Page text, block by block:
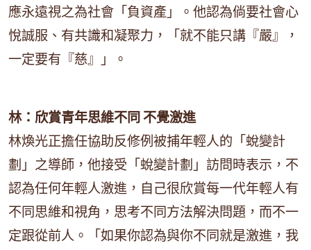
應永遠視之為社會「負資產」。他認為倘要社會心
悅誠服、有共識和凝聚力，「就不能只講『嚴』，
一定要有『慈』」。
林：欣賞青年思維不同 不覺激進
林煥光正擔任協助反修例被捕年輕人的「蛻變計
劃」之導師，他接受「蛻變計劃」訪問時表示，不
認為任何年輕人激進，自己很欣賞每一代年輕人有
不同思維和視角，思考不同方法解決問題，而不一
定跟從前人。「如果你認為與你不同就是激進，我